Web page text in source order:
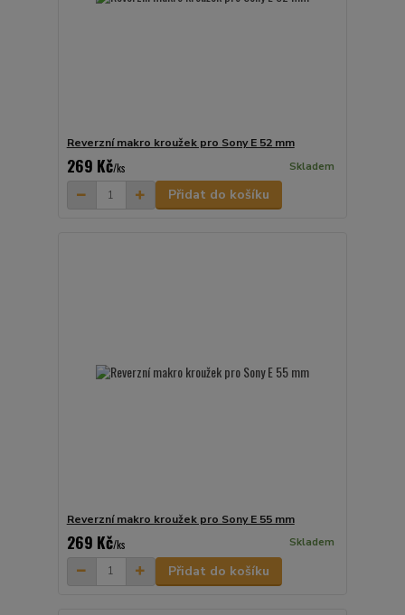
Reverzní makro kroužek pro Sony E 52 mm
269 Kč/ks Skladem
Přidat do košíku
Reverzní makro kroužek pro Sony E 55 mm
269 Kč/ks Skladem
Přidat do košíku